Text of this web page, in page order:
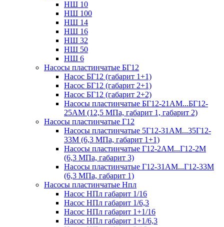
НШ 10
НШ 100
НШ 14
НШ 16
НШ 32
НШ 50
НШ 6
Насосы пластинчатые БГ12
Насос БГ12 (габарит 1+1)
Насос БГ12 (габарит 2+1)
Насос БГ12 (габарит 2+2)
Насосы пластинчатые БГ12-21АМ...БГ12-
25АМ (12,5 МПа, габарит 1, габарит 2)
Насосы пластинчатые Г12
Насосы пластинчатые 5Г12-31АМ...35Г12-
33М (6,3 МПа, габарит 1+1)
Насосы пластинчатые Г12-2АМ...Г12-2М
(6,3 МПа, габарит 3)
Насосы пластинчатые Г12-31АМ...Г12-33М
(6,3 МПа, габарит 1)
Насосы пластинчатые Нпл
Насос НПл габарит 1/16
Насос НПл габарит 1/6,3
Насос НПл габарит 1+1/16
Насос НПл габарит 1+1/6,3